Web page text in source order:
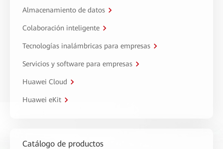
Almacenamiento de datos
Colaboración inteligente
Tecnologías inalámbricas para empresas
Servicios y software para empresas
Huawei Cloud
Huawei eKit
Catálogo de productos